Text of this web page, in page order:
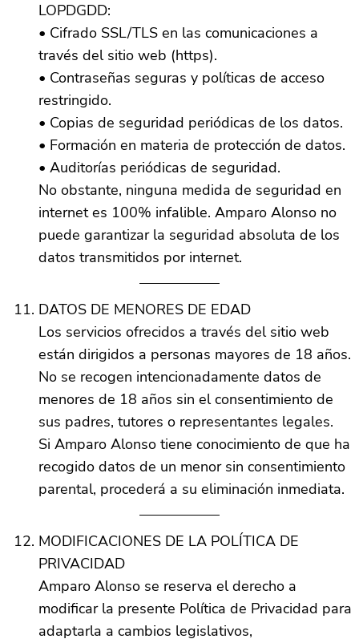
LOPDGDD:
• Cifrado SSL/TLS en las comunicaciones a
través del sitio web (https).
• Contraseñas seguras y políticas de acceso
restringido.
• Copias de seguridad periódicas de los datos.
• Formación en materia de protección de datos.
• Auditorías periódicas de seguridad.
No obstante, ninguna medida de seguridad en
internet es 100% infalible. Amparo Alonso no
puede garantizar la seguridad absoluta de los
datos transmitidos por internet.
DATOS DE MENORES DE EDAD
Los servicios ofrecidos a través del sitio web
están dirigidos a personas mayores de 18 años.
No se recogen intencionadamente datos de
menores de 18 años sin el consentimiento de
sus padres, tutores o representantes legales.
Si Amparo Alonso tiene conocimiento de que ha
recogido datos de un menor sin consentimiento
parental, procederá a su eliminación inmediata.
MODIFICACIONES DE LA POLÍTICA DE
PRIVACIDAD
Amparo Alonso se reserva el derecho a
modificar la presente Política de Privacidad para
adaptarla a cambios legislativos,